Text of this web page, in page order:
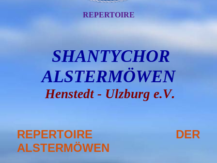
REPERTOIRE
SHANTYCHOR
ALSTERMÖWEN
Henstedt - Ulzburg e.V.
REPERTOIRE DER
ALSTERMÖWEN